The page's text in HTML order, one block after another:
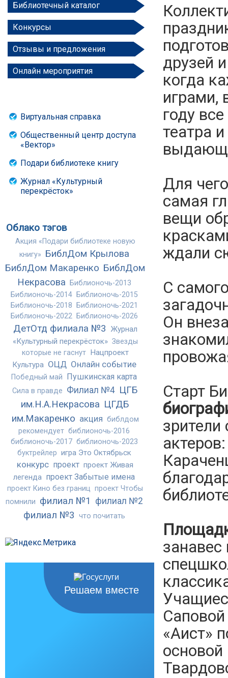
Библиотечный каталог
Конкурсы
Отзывы и предложения
Онлайн мероприятия
Виртуальная справка
Общественный центр доступа
«Вектор»
Подари библиотеке книгу
Журнал «Культурный
перекрёсток»
Облако тэгов
Акция «Подари библиотеке новую
книгу» БиблДом Крылова
БиблДом Макаренко БиблДом
Некрасова
Библионочь-2013
Библионочь-2014
Библионочь-2015
Библионочь-2018
Библионочь-2021
Библионочь-2022
Библионочь-2026
ДетОтд филиала №3
Журнал
«Культурный перекрёсток» Звезды
которые не гаснут Нацпроект
Культура ОЦД Онлайн событие
Победный май Пушкинская карта
Сила в правде Филиал №4 ЦГБ
им.Н.А.Некрасова ЦГДБ
им.Макаренко акция библдом
рекомендует библионочь-2016
библионочь-2017 библионочь-2023
буктрейлер игра Это Октябрьск
конкурс проект проект Живая
легенда проект Забытые имена
проект Кино без границ проект Чтобы
помнили филиал №1 филиал №2
филиал №3 что почитать
Решаем вместе
друзей
когда
играми,
году
театра
Для
самая
вещи
ждали
С
Он
Старт
зрители
«Аист»
основой